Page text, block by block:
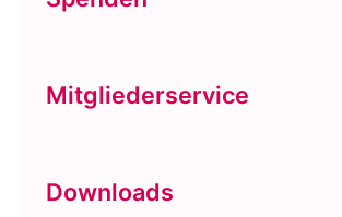
Mitgliederservice
Downloads